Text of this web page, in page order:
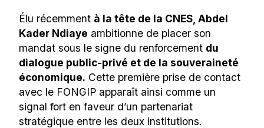
Élu récemment à la tête de la CNES, Abdel
Kader Ndiaye ambitionne de placer son
mandat sous le signe du renforcement du
dialogue public-privé et de la souveraineté
économique. Cette première prise de contact
avec le FONGIP apparaît ainsi comme un
signal fort en faveur d’un partenariat
stratégique entre les deux institutions.